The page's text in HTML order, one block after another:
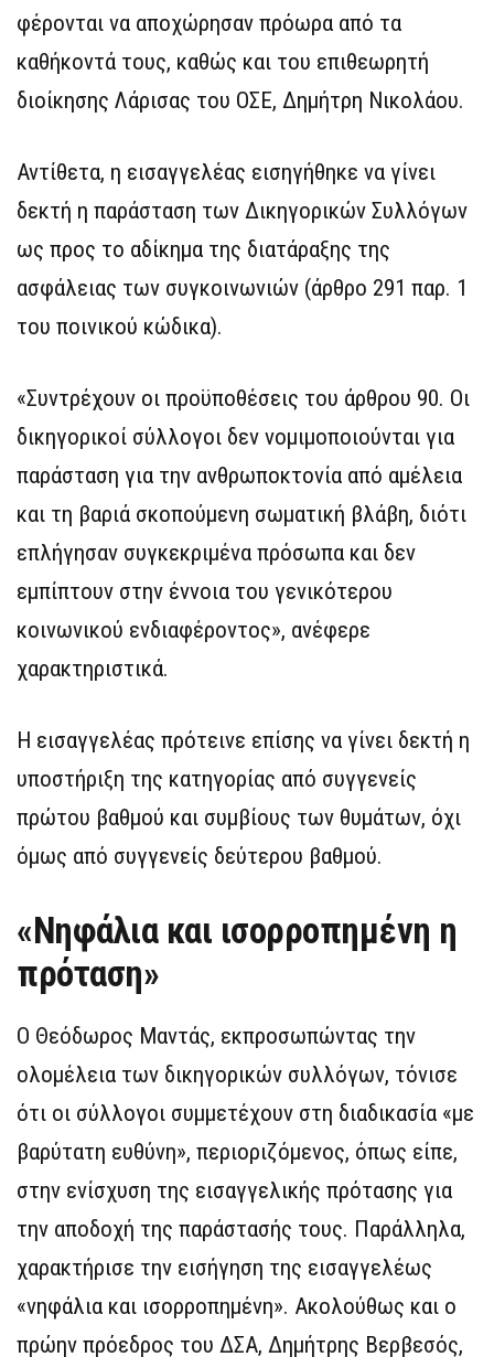
φέρονται να αποχώρησαν πρόωρα από τα
καθήκοντά τους, καθώς και του επιθεωρητή
διοίκησης Λάρισας του ΟΣΕ, Δημήτρη Νικολάου.
Αντίθετα, η εισαγγελέας εισηγήθηκε να γίνει
δεκτή η παράσταση των Δικηγορικών Συλλόγων
ως προς το αδίκημα της διατάραξης της
ασφάλειας των συγκοινωνιών (άρθρο 291 παρ. 1
του ποινικού κώδικα).
«Συντρέχουν οι προϋποθέσεις του άρθρου 90. Οι
δικηγορικοί σύλλογοι δεν νομιμοποιούνται για
παράσταση για την ανθρωποκτονία από αμέλεια
και τη βαριά σκοπούμενη σωματική βλάβη, διότι
επλήγησαν συγκεκριμένα πρόσωπα και δεν
εμπίπτουν στην έννοια του γενικότερου
κοινωνικού ενδιαφέροντος», ανέφερε
χαρακτηριστικά.
Η εισαγγελέας πρότεινε επίσης να γίνει δεκτή η
υποστήριξη της κατηγορίας από συγγενείς
πρώτου βαθμού και συμβίους των θυμάτων, όχι
όμως από συγγενείς δεύτερου βαθμού.
«Νηφάλια και ισορροπημένη η
πρόταση»
Ο Θεόδωρος Μαντάς, εκπροσωπώντας την
ολομέλεια των δικηγορικών συλλόγων, τόνισε
ότι οι σύλλογοι συμμετέχουν στη διαδικασία «με
βαρύτατη ευθύνη», περιοριζόμενος, όπως είπε,
στην ενίσχυση της εισαγγελικής πρότασης για
την αποδοχή της παράστασής τους. Παράλληλα,
χαρακτήρισε την εισήγηση της εισαγγελέως
«νηφάλια και ισορροπημένη». Ακολούθως και ο
πρώην πρόεδρος του ΔΣΑ, Δημήτρης Βερβεσός,